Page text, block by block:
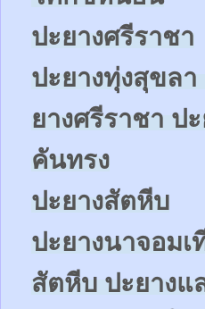
ปะยางศรีราชา
ปะยางทุ่งสุขลา
ยางศรีราชา ป
คันทรง
ปะยางสัตหีบ
ปะยางนาจอมเ
สัตหีบ ปะยางแ